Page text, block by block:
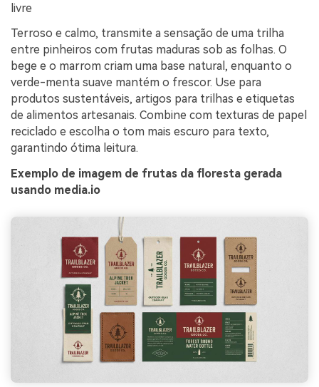
livre
Terroso e calmo, transmite a sensação de uma trilha
entre pinheiros com frutas maduras sob as folhas. O
bege e o marrom criam uma base natural, enquanto o
verde-menta suave mantém o frescor. Use para
produtos sustentáveis, artigos para trilhas e etiquetas
de alimentos artesanais. Combine com texturas de papel
reciclado e escolha o tom mais escuro para texto,
garantindo ótima leitura.
Exemplo de imagem de frutas da floresta gerada
usando media.io